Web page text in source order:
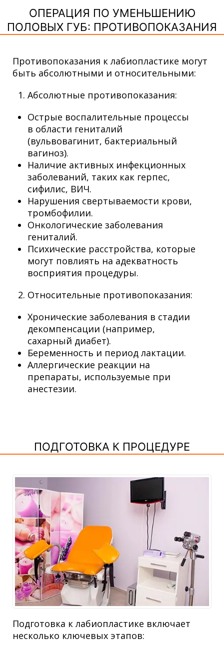
ОПЕРАЦИЯ ПО УМЕНЬШЕНИЮ
ПОЛОВЫХ ГУБ: ПРОТИВОПОКАЗАНИЯ
Противопоказания к лабиопластике могут
быть абсолютными и относительными:
Абсолютные противопоказания:
Острые воспалительные процессы
в области гениталий
(вульвовагинит, бактериальный
вагиноз).
Наличие активных инфекционных
заболеваний, таких как герпес,
сифилис, ВИЧ.
Нарушения свертываемости крови,
тромбофилии.
Онкологические заболевания
гениталий.
Психические расстройства, которые
могут повлиять на адекватность
восприятия процедуры.
Относительные противопоказания:
Хронические заболевания в стадии
декомпенсации (например,
сахарный диабет).
Беременность и период лактации.
Аллергические реакции на
препараты, используемые при
анестезии.
ПОДГОТОВКА К ПРОЦЕДУРЕ
Подготовка к лабиопластике включает
несколько ключевых этапов: